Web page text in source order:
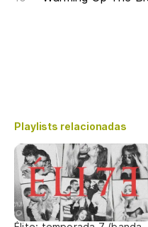
Playlists relacionadas